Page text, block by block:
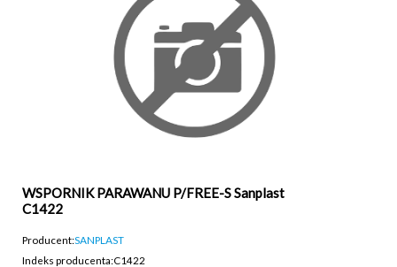
WSPORNIK PARAWANU P/FREE-S Sanplast
C1422
Producent:SANPLAST
Indeks producenta:C1422